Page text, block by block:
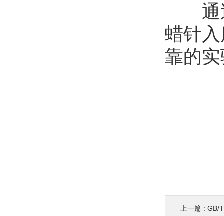
通过
蜡针
靠的
上一篇 : GB/